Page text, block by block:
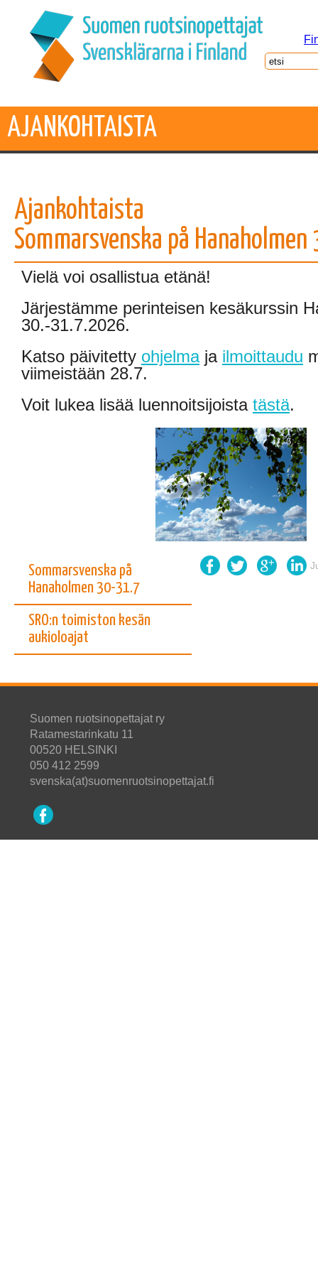
AJANKOHTAISTA
Ajankohtaista
Sommarsvenska på
Vielä voi osallistua etänä!
Järjestämme perinteisen kesäkurssin
30.-31.7.2026.
Katso päivitetty ohjelmaja ilmoittaudu
viimeistään 28.7.
Voit lukea lisää luennoitsijoista tästä.
Sommarsvenska på
Hanaholmen 30-31.7
SRO:n toimiston kesän
aukioloajat
Suomen ruotsinopettajat ry
Ratamestarinkatu 11
00520 HELSINKI
050 412 2599
svenska(at)suomenruotsinopettajat.fi